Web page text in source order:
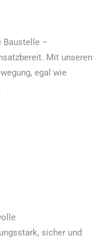
Baustelle –
Mit unseren
egal wie
sicher und